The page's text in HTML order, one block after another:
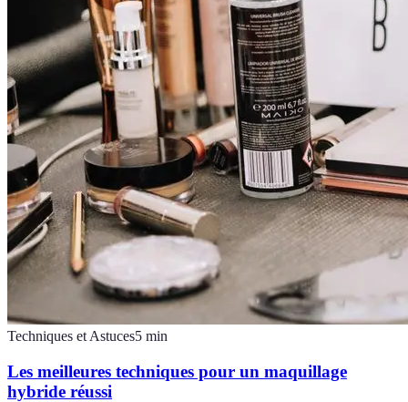
Techniques et Astuces5 min
Les meilleures techniques pour un maquillage
hybride réussi